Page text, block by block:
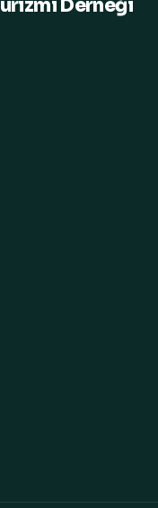
Derneği